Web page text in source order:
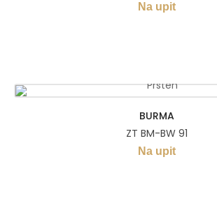
Na upit
BURMA
ZT BM-BW 91
Na upit